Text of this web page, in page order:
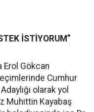
İSTİYORUM”
Erol Gökcan
Cumhur
olarak yol
Muhittin Kayabaş